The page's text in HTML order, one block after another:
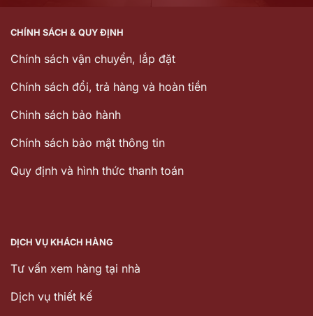
CHÍNH SÁCH & QUY ĐỊNH
Chính sách vận chuyển, lắp đặt
Chính sách đổi, trả hàng và hoàn tiền
Chinh sách bảo hành
Chính sách bảo mật thông tin
Quy định và hình thức thanh toán
DỊCH VỤ KHÁCH HÀNG
Tư vấn xem hàng tại nhà
Dịch vụ thiết kế